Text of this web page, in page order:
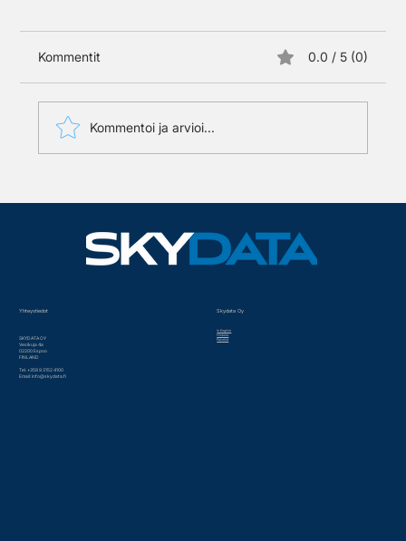
Kommentit 0.0 / 5 (0)
Kommentoi ja arvioi...
Yhteystiedot
SKYDATA OY
Vesikuja 4a
02200 Espoo
FINLAND
Tel. +358 9 3152 4100
Email:info@skydata.fi
Skydata Oy
In English
Historia
Palvelut